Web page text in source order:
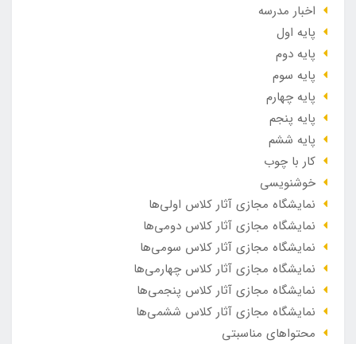
اخبار مدرسه
پایه اول
پایه دوم
پایه سوم
پایه چهارم
پایه پنجم
پایه ششم
کار با چوب
خوشنویسی
نمایشگاه مجازی آثار کلاس اولی‌ها
نمایشگاه مجازی آثار کلاس دومی‌ها
نمایشگاه مجازی آثار کلاس سومی‌ها
نمایشگاه مجازی آثار کلاس چهارمی‌ها
نمایشگاه مجازی آثار کلاس پنجمی‌ها
نمایشگاه مجازی آثار کلاس ششمی‌ها
محتواهای مناسبتی